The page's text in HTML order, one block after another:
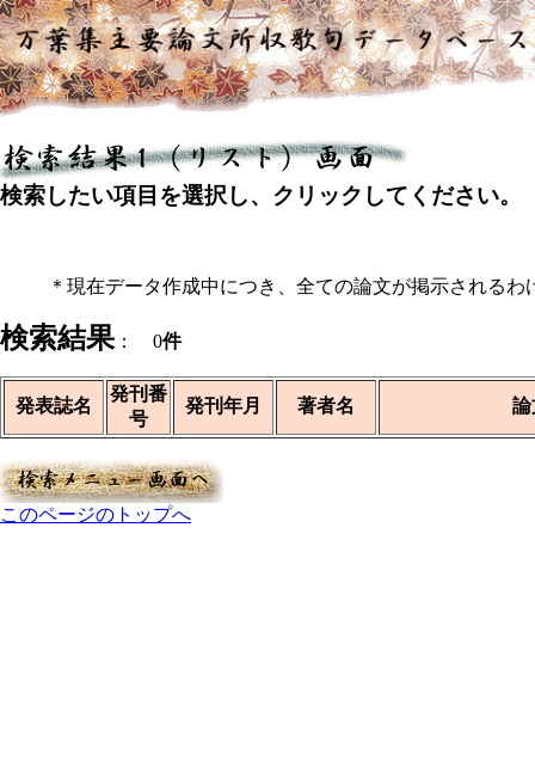
検索したい項目を選択し、クリックしてください。
＊現在データ作成中につき、全ての論文が掲示されるわ
検索結果 ： 0件
発表誌名
発刊番
号
発刊年月 著者名 論
このページのトップへ